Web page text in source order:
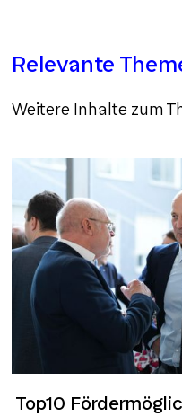
Relevante
Weitere Inhalte zum
Top10